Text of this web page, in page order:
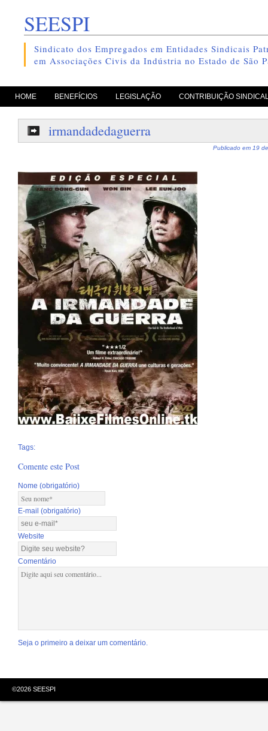
SEESPI
Sindicato dos Empregados em Entidades Sindicais
em Associações Civis da Indústria no Estado de São
pule para o conteúdo
HOME BENEFÍCIOS LEGISLAÇÃO CONTRIBUIÇÃO
irmandadedaguerra
Publicado em 19
Tags:
Comente este Post
Nome (obrigatório)
E-mail (obrigatório)
Website
Comentário
Seja o primeiro a deixar um comentário.
©2026 SEESPI